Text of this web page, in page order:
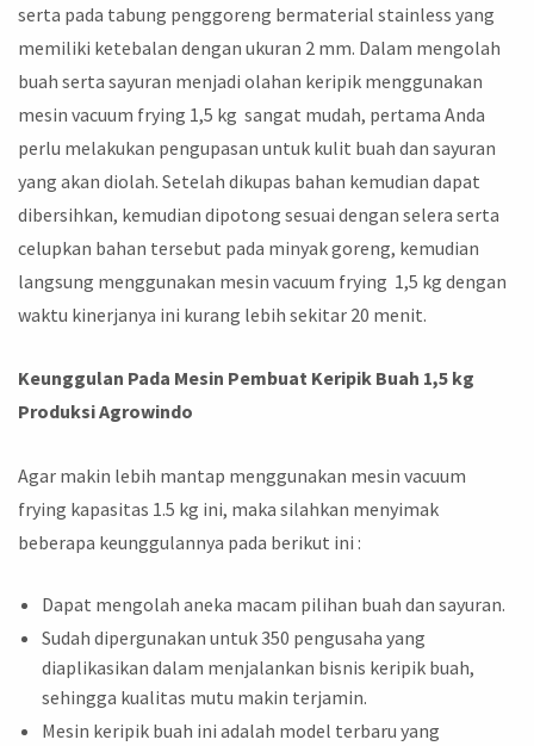
serta pada tabung penggoreng bermaterial stainless yang
memiliki ketebalan dengan ukuran 2 mm. Dalam mengolah
buah serta sayuran menjadi olahan keripik menggunakan
mesin vacuum frying 1,5 kg sangat mudah, pertama Anda
perlu melakukan pengupasan untuk kulit buah dan sayuran
yang akan diolah. Setelah dikupas bahan kemudian dapat
dibersihkan, kemudian dipotong sesuai dengan selera serta
celupkan bahan tersebut pada minyak goreng, kemudian
langsung menggunakan mesin vacuum frying 1,5 kg dengan
waktu kinerjanya ini kurang lebih sekitar 20 menit.
Keunggulan Pada Mesin Pembuat Keripik Buah 1,5 kg
Produksi Agrowindo
Agar makin lebih mantap menggunakan mesin vacuum
frying kapasitas 1.5 kg ini, maka silahkan menyimak
beberapa keunggulannya pada berikut ini :
Dapat mengolah aneka macam pilihan buah dan sayuran.
Sudah dipergunakan untuk 350 pengusaha yang
diaplikasikan dalam menjalankan bisnis keripik buah,
sehingga kualitas mutu makin terjamin.
Mesin keripik buah ini adalah model terbaru yang